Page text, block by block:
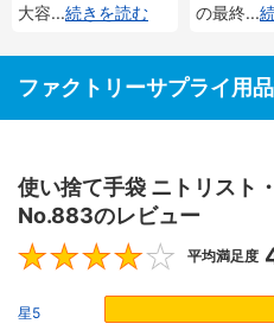
大容...続きを読む
の最終...
ファクトリーサプライ用
使い捨て手袋 ニトリスト
No.883のレビュー
平均満足度
星5